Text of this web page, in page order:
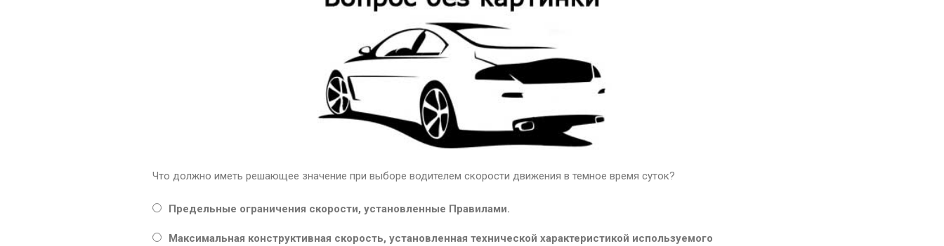
Что должно иметь решающее значение при выборе водителем скорости движения в темное время суток?
Предельные ограничения скорости, установленные Правилами.
Максимальная конструктивная скорость, установленная технической характеристикой используемого